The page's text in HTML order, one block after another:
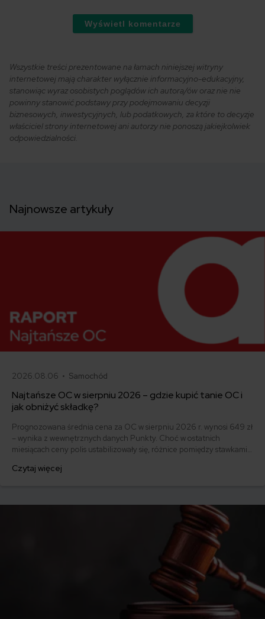
Wyświetl komentarze
Wszystkie treści prezentowane na łamach niniejszej witryny
internetowej mają charakter wyłącznie informacyjno-edukacyjny,
stanowiąc wyraz osobistych poglądów ich autora/ów oraz nie nie
powinny stanowić podstawy przy podejmowaniu decyzji
biznesowych, inwestycyjnych, lub podatkowych, za które to decyzje
właściciel strony internetowej ani autorzy nie ponoszą jakiejkolwiek
odpowiedzialności.
Najnowsze artykuły
2026.08.06 • Samochód
Najtańsze OC w sierpniu 2026 – gdzie kupić tanie OC i
jak obniżyć składkę?
Prognozowana średnia cena za OC w sierpniu 2026 r. wynosi 649 zł
– wynika z wewnętrznych danych Punkty. Choć w ostatnich
miesiącach ceny polis ustabilizowały się, różnice pomiędzy stawkami
500 zł, inni – powyżej 1500 zł. Gdzie znaleźć najtańsze OC w Polsce
Czytaj więcej